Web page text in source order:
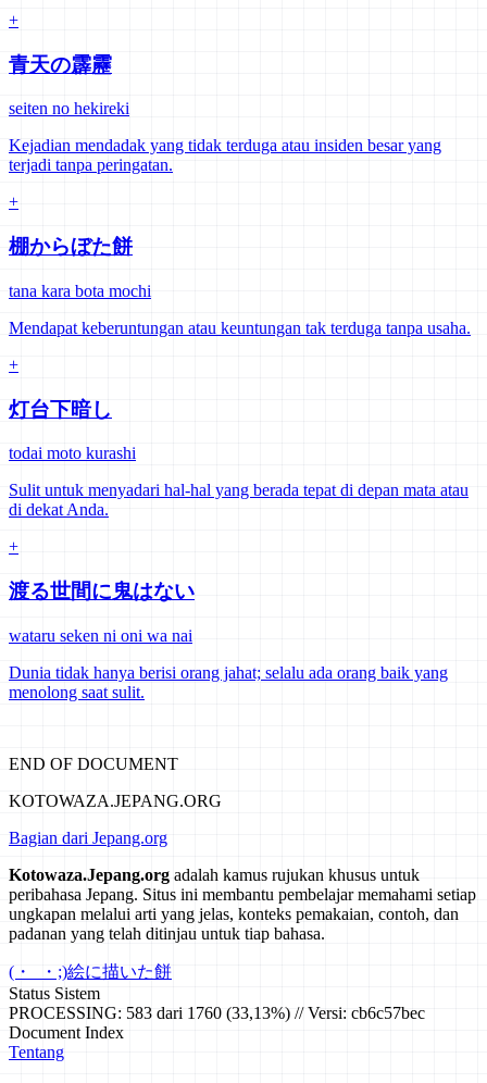
+
青天の霹靂
seiten no hekireki
Kejadian mendadak yang tidak terduga atau insiden besar yang
terjadi tanpa peringatan.
+
棚からぼた餅
tana kara bota mochi
Mendapat keberuntungan atau keuntungan tak terduga tanpa usaha.
+
灯台下暗し
todai moto kurashi
Sulit untuk menyadari hal-hal yang berada tepat di depan mata atau
di dekat Anda.
+
渡る世間に鬼はない
wataru seken ni oni wa nai
Dunia tidak hanya berisi orang jahat; selalu ada orang baik yang
menolong saat sulit.
END OF DOCUMENT
KOTOWAZA.JEPANG.ORG
Bagian dari Jepang.org
Kotowaza.Jepang.org adalah kamus rujukan khusus untuk
peribahasa Jepang. Situs ini membantu pembelajar memahami setiap
ungkapan melalui arti yang jelas, konteks pemakaian, contoh, dan
padanan yang telah ditinjau untuk tiap bahasa.
(・_・;)絵に描いた餅
Status Sistem
PROCESSING: 583 dari 1760 (33,13%) // Versi: cb6c57bec
Document Index
Tentang